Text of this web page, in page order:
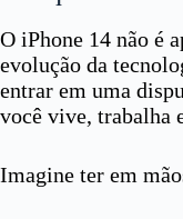
O iPhone 14 não é
evolução da
entrar em uma
você vive, trabalha
Imagine ter em